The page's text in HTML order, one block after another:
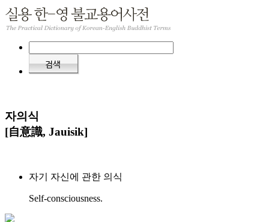
자의식
[自意識, Jauisik]
자기 자신에 관한 의식
Self-consciousness.